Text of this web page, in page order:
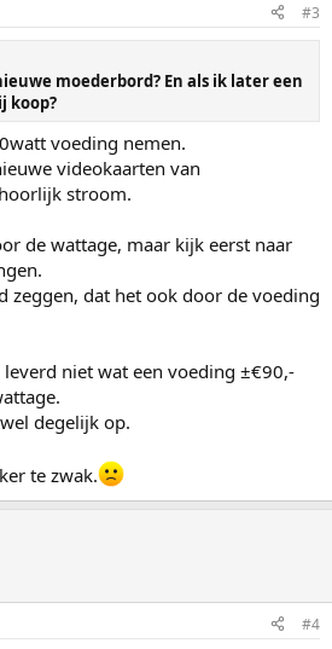
#3
moederbord? En als ik later een
koop?
voeding nemen.
videokaarten van
stroom.
de wattage, maar kijk eerst naar
zeggen, dat het ook door de voeding
niet wat een voeding ±€90,-
degelijk op.
te zwak.
#4